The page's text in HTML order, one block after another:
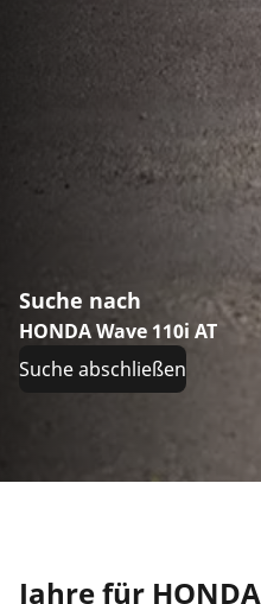
Suche nach
HONDA Wave 110i AT
Suche abschließen
Jahre für